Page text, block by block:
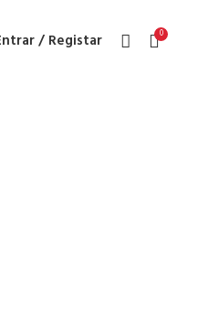
/ Registar 0